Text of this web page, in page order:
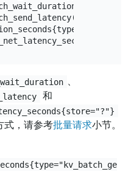
、
和
式，请参考批量请求小节。